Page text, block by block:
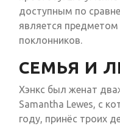
доступным по
является
поклонников.
СЕМЬЯ И
Хэнкс был женат
Samantha Lewes, с
году, принёс троих